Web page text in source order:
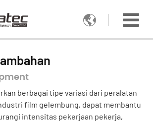

berbagai tipe variasi dari peralatan
film gelembung, dapat membantu
intensitas pekerjaan pekerja,